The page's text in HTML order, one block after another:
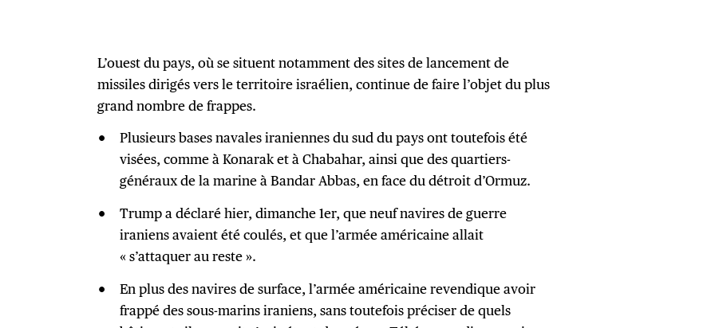
L’ouest du pays, où se situent notamment des sites de lancement de
missiles dirigés vers le territoire israélien, continue de faire l’objet du plus
grand nombre de frappes.
Plusieurs bases navales iraniennes du sud du pays ont toutefois été
visées, comme à Konarak et à Chabahar, ainsi que des quartiers-
généraux de la marine à Bandar Abbas, en face du détroit d’Ormuz.
Trump a déclaré hier, dimanche 1er, que neuf navires de guerre
iraniens avaient été coulés, et que l’armée américaine allait
« s’attaquer au reste ».
En plus des navires de surface, l’armée américaine revendique avoir
frappé des sous-marins iraniens, sans toutefois préciser de quels